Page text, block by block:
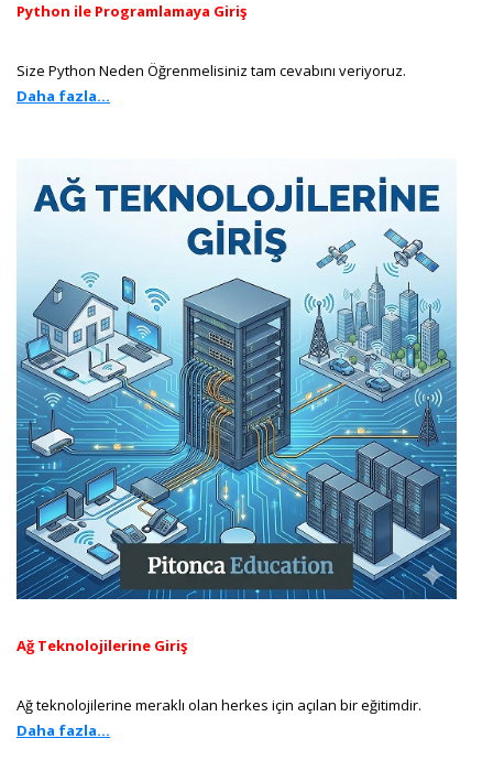
Python ile Programlamaya Giriş
Size Python Neden Öğrenmelisiniz tam cevabını veriyoruz.
Daha fazla...
Ağ Teknolojilerine Giriş
Ağ teknolojilerine meraklı olan herkes için açılan bir eğitimdir.
Daha fazla...